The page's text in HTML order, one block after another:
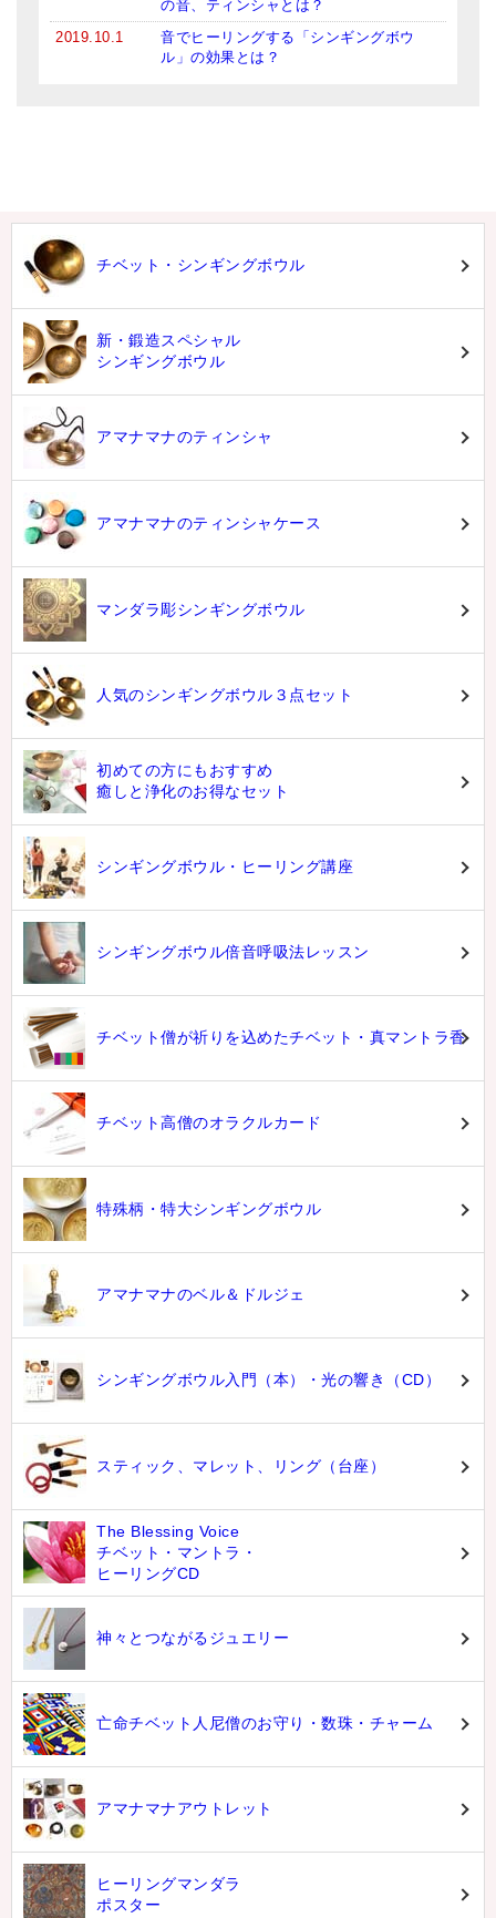
の音、ティンシャとは？
2019.10.1
音でヒーリングする「シンギングボウ
ル」の効果とは？
チベット・シンギングボウル
新・鍛造スペシャル
シンギングボウル
アマナマナのティンシャ
アマナマナのティンシャケース
マンダラ彫シンギングボウル
人気のシンギングボウル３点セット
初めての方にもおすすめ
癒しと浄化のお得なセット
シンギングボウル・ヒーリング講座
シンギングボウル倍音呼吸法レッスン
チベット僧が祈りを込めたチベット・真マントラ香
チベット高僧のオラクルカード
特殊柄・特大シンギングボウル
アマナマナのベル＆ドルジェ
シンギングボウル入門（本）・光の響き（CD）
スティック、マレット、リング（台座）
The Blessing Voice
チベット・マントラ・
ヒーリングCD
神々とつながるジュエリー
亡命チベット人尼僧のお守り・数珠・チャーム
アマナマナアウトレット
ヒーリングマンダラ
ポスター